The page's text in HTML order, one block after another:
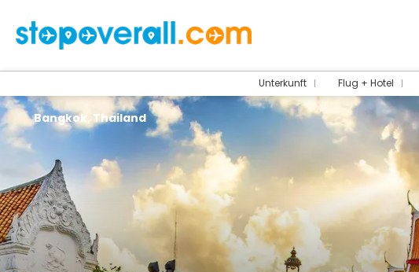
Unterkunft Flug + Hotel
Bangkok, Thailand